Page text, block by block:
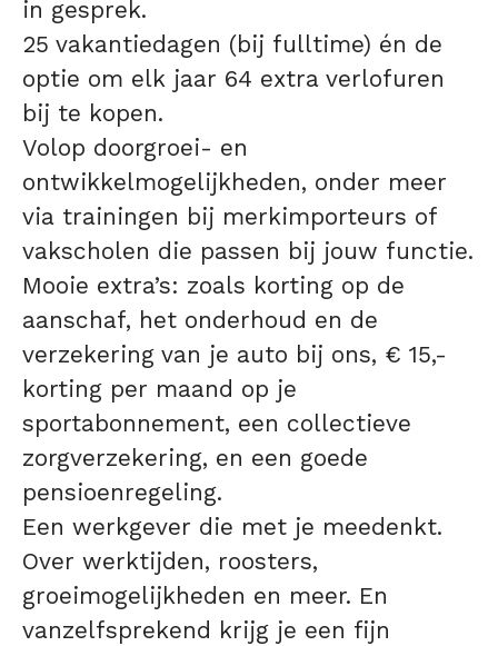
in gesprek.
25 vakantiedagen (bij fulltime) én de
optie om elk jaar 64 extra verlofuren
bij te kopen.
Volop doorgroei- en
ontwikkelmogelijkheden, onder meer
via trainingen bij merkimporteurs of
vakscholen die passen bij jouw functie.
Mooie extra’s: zoals korting op de
aanschaf, het onderhoud en de
verzekering van je auto bij ons, € 15,-
korting per maand op je
sportabonnement, een collectieve
zorgverzekering, en een goede
pensioenregeling.
Een werkgever die met je meedenkt.
Over werktijden, roosters,
groeimogelijkheden en meer. En
vanzelfsprekend krijg je een fijn